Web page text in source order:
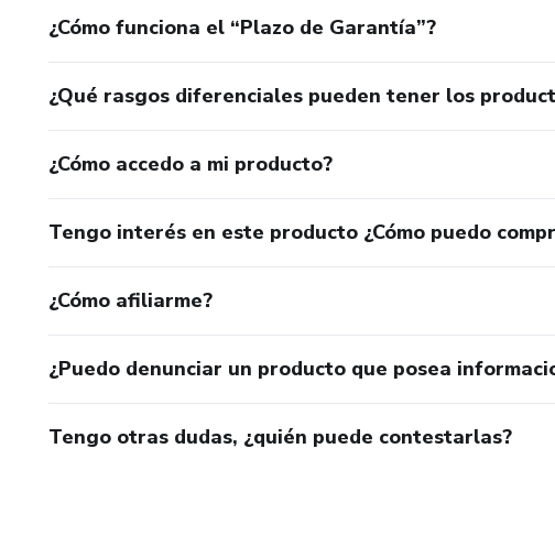
¿Cómo funciona el “Plazo de Garantía”?
¿Qué rasgos diferenciales pueden tener los
¿Cómo accedo a mi producto?
Tengo interés en este producto ¿Cómo puedo
¿Cómo afiliarme?
¿Puedo denunciar un producto que posea
Tengo otras dudas, ¿quién puede contestarlas?